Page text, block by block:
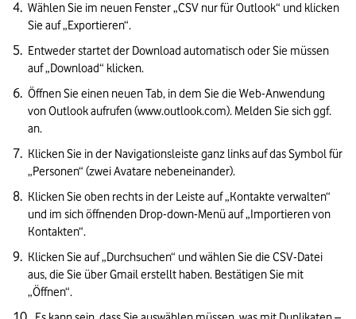
Wählen Sie im neuen Fenster „CSV nur für Outlook“ und klicken
Sie auf „Exportieren“.
Entweder startet der Download automatisch oder Sie müssen
auf „Download“ klicken.
Öffnen Sie einen neuen Tab, in dem Sie die Web-Anwendung
von Outlook aufrufen (www.outlook.com). Melden Sie sich ggf.
an.
Klicken Sie in der Navigationsleiste ganz links auf das Symbol für
„Personen“ (zwei Avatare nebeneinander).
Klicken Sie oben rechts in der Leiste auf „Kontakte verwalten“
und im sich öffnenden Drop-down-Menü auf „Importieren von
Kontakten“.
Klicken Sie auf „Durchsuchen“ und wählen Sie die CSV-Datei
aus, die Sie über Gmail erstellt haben. Bestätigen Sie mit
„Öffnen“.